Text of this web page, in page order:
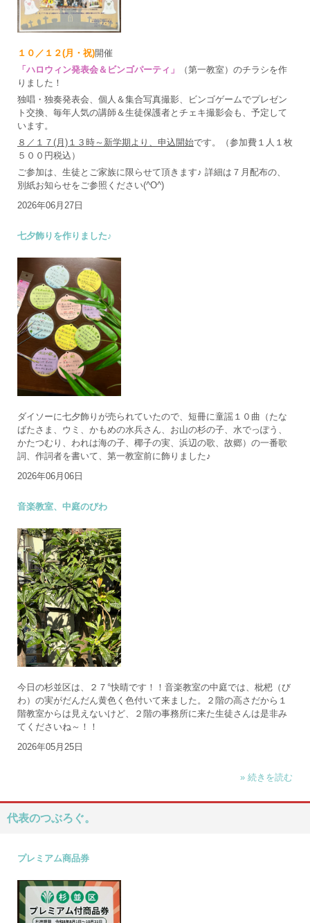
１０／１２(月・祝)開催
「ハロウィン発表会＆ビンゴパーティ」
（第一教室）のチラシを作
りました！
独唱・独奏発表会、個人＆集合写真撮影、ビンゴゲームでプレゼン
ト交換、毎年人気の講師＆生徒保護者とチェキ撮影会も、予定して
います。
８／１７(月)１３時～新学期より、申込開始です。（参加費１人１枚
５００円税込）
ご参加は、生徒とご家族に限らせて頂きます♪ 詳細は７月配布の、
別紙お知らせをご参照ください(^O^)
2026年06月27日
七夕飾りを作りました♪
ダイソーに七夕飾りが売られていたので、短冊に童謡１０曲（たな
ばたさま、ウミ、かもめの水兵さん、お山の杉の子、水でっぽう、
かたつむり、われは海の子、椰子の実、浜辺の歌、故郷）の一番歌
詞、作詞者を書いて、第一教室前に飾りました♪
2026年06月06日
音楽教室、中庭のびわ
今日の杉並区は、２７°快晴です！！音楽教室の中庭では、枇杷（び
わ）の実がだんだん黄色く色付いて来ました。２階の高さだから１
階教室からは見えないけど、２階の事務所に来た生徒さんは是非み
てくださいね～！！
2026年05月25日
» 続きを読む
代表のつぶろぐ。
プレミアム商品券